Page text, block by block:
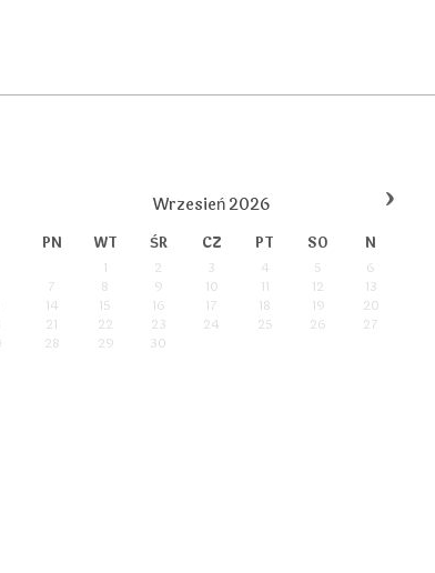
›
Wrzesień2026
PN WT ŚR CZ PT SO
N
1
2 3 4 5
6
7
8 9 10 11 12
13
14
15 16 17 18 19
20
21
22 23 24 25 26
27
28
29 30